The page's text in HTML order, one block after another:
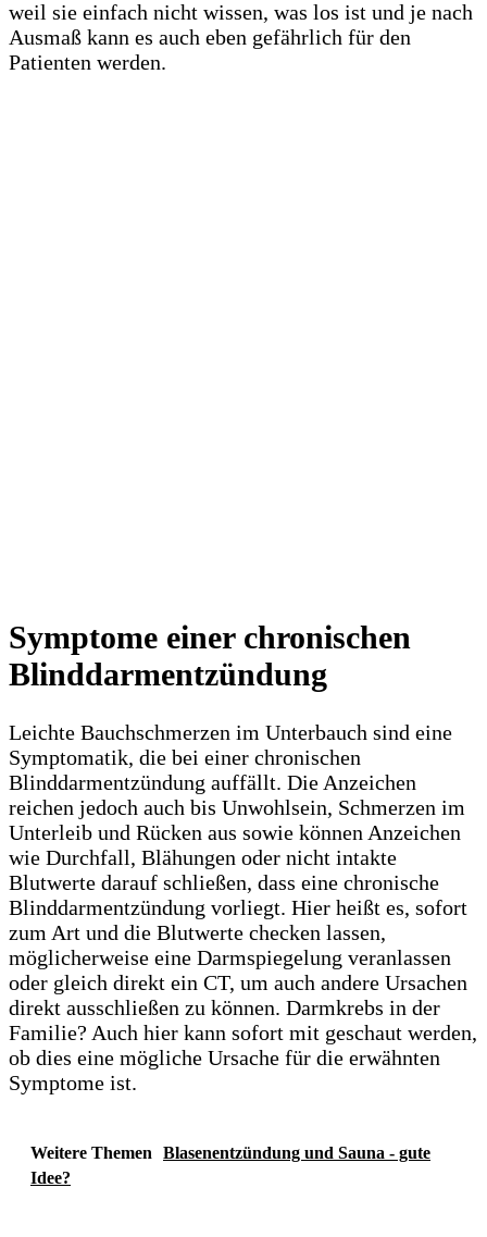
weil sie einfach nicht wissen, was los ist und je nach
Ausmaß kann es auch eben gefährlich für den
Patienten werden.
Symptome einer chronischen
Blinddarmentzündung
Leichte Bauchschmerzen im Unterbauch sind eine
Symptomatik, die bei einer chronischen
Blinddarmentzündung auffällt. Die Anzeichen
reichen jedoch auch bis Unwohlsein, Schmerzen im
Unterleib und Rücken aus sowie können Anzeichen
wie Durchfall, Blähungen oder nicht intakte
Blutwerte darauf schließen, dass eine chronische
Blinddarmentzündung vorliegt. Hier heißt es, sofort
zum Art und die Blutwerte checken lassen,
möglicherweise eine Darmspiegelung veranlassen
oder gleich direkt ein CT, um auch andere Ursachen
direkt ausschließen zu können. Darmkrebs in der
Familie? Auch hier kann sofort mit geschaut werden,
ob dies eine mögliche Ursache für die erwähnten
Symptome ist.
Weitere Themen
Blasenentzündung und Sauna - gute
Idee?